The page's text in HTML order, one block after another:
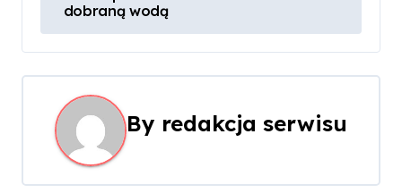
w
i
a
c
dobraną wodą
By redakcja serwisu